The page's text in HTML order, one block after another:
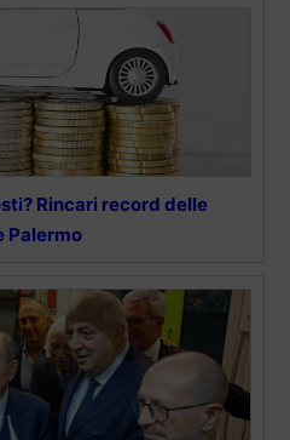
Rincari record delle
Palermo